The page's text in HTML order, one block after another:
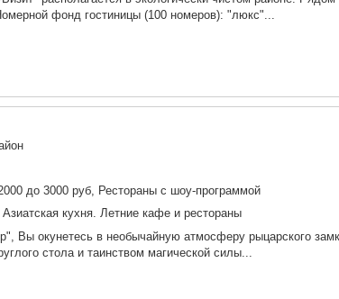
фонд гостиницы (100 номеров): "люкс"...
до 3000 руб, Рестораны с шоу-программой
кухня. Летние кафе и рестораны
Вы окунетесь в необычайную атмосферу рыцарского
стола и таинством магической силы...